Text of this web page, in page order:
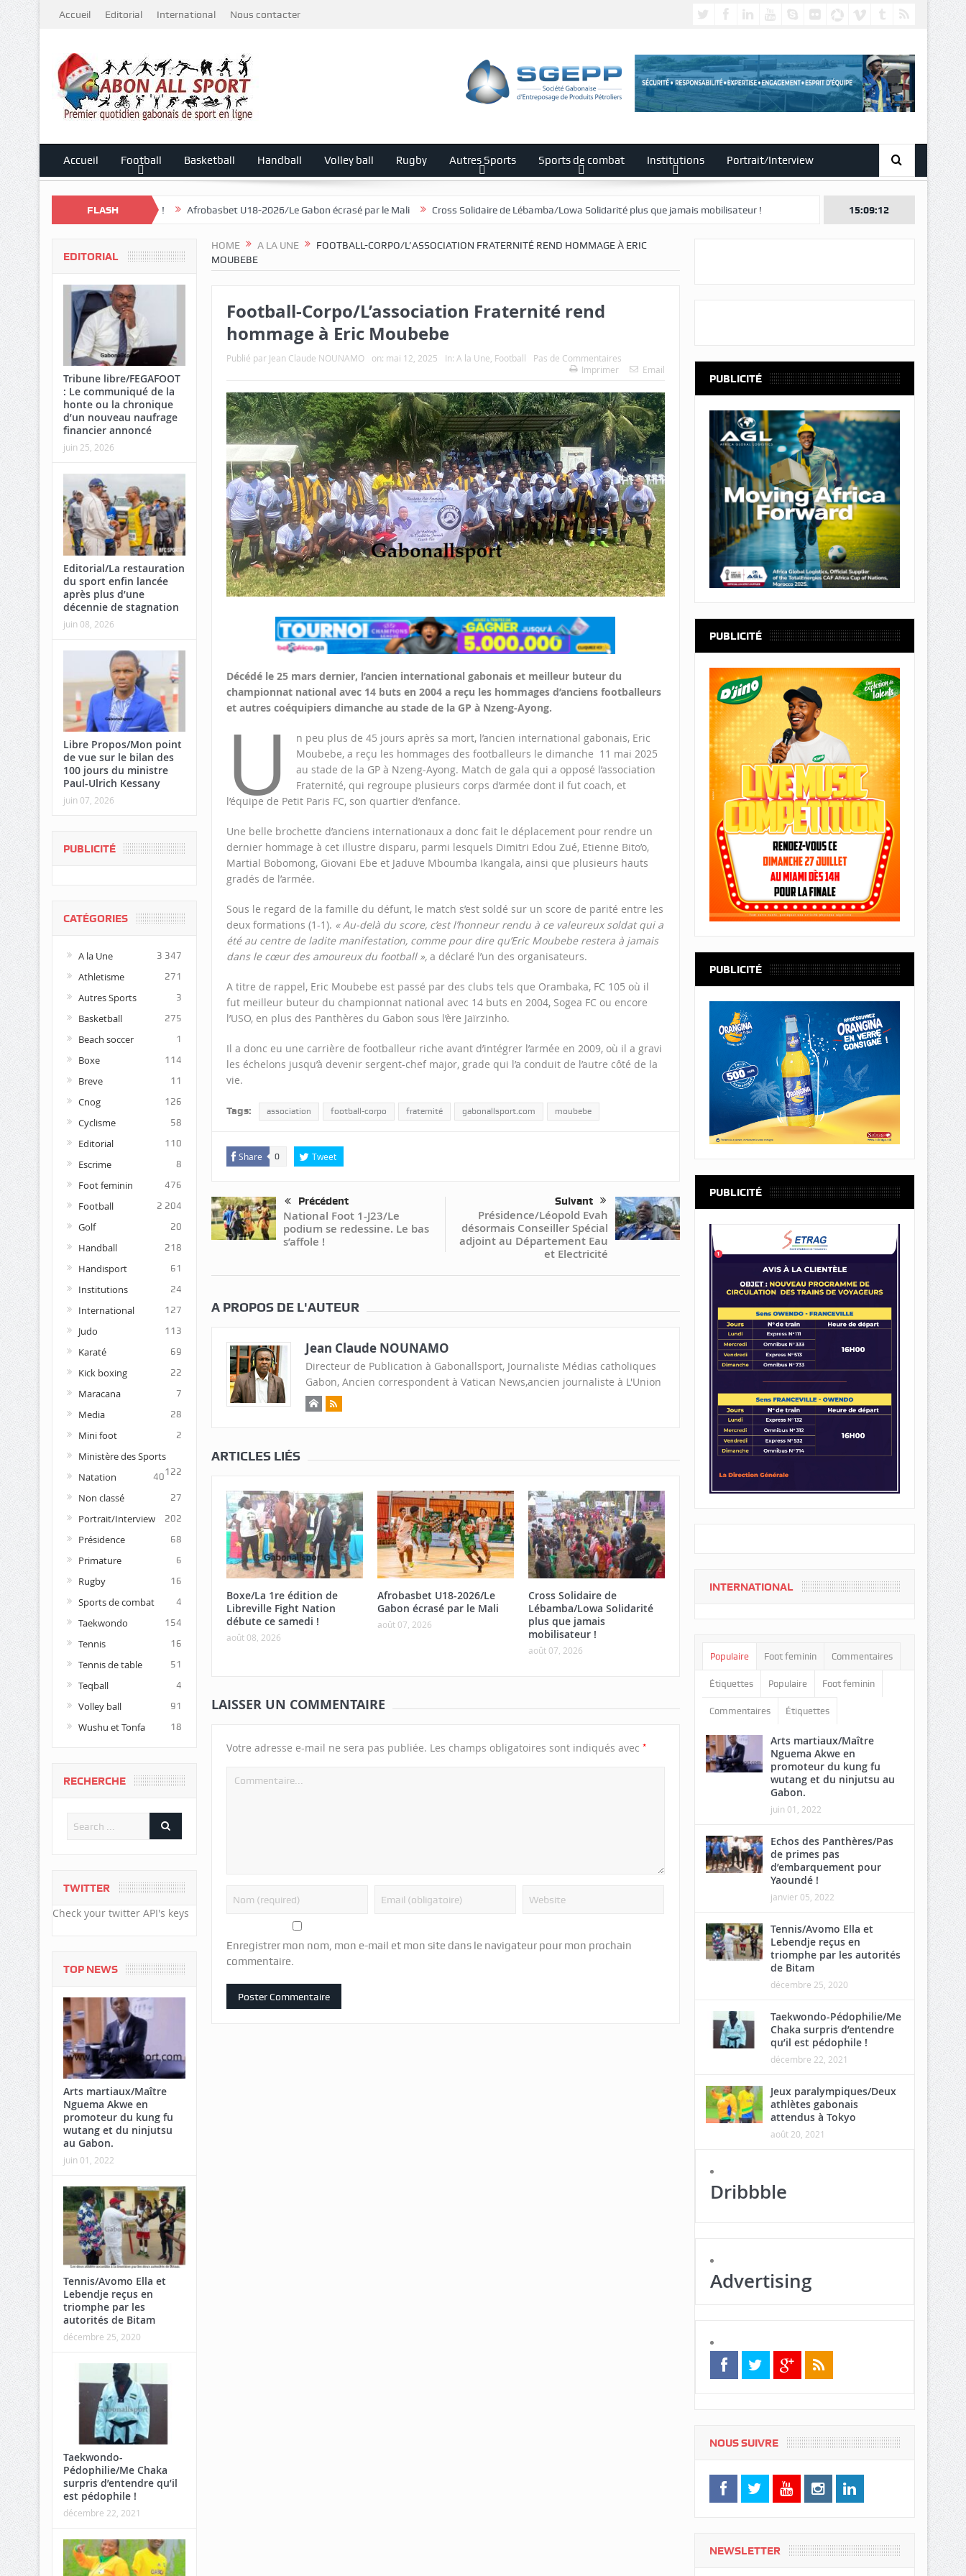
Accueil Editorial International Nous contacter
Accueil Football Basketball Handball Volley ball Rugby Autres Sports Sports de combat Institutions Portrait/Interview
FLASH
débute ce samedi ! Afrobasbet U18-2026/Le Gabon écrasé par le Mali Cross Solidaire de Lébamba/Lowa Solidarité plus que jamais mobilisateur ! 15:09:13
HOME A LA UNE
FOOTBALL-CORPO/L’ASSOCIATION FRATERNITÉ REND HOMMAGE À ERIC
MOUBEBE
Football-Corpo/L’association Fraternité rend
hommage à Eric Moubebe
Publié par Jean Claude NOUNAMO on: mai 12, 2025 In: A la Une Football
Pas de Commentaires
Imprimer
Email
Décédé le 25 mars dernier, l’ancien international gabonais et meilleur buteur du
championnat national avec 14 buts en 2004 a reçu les hommages d’anciens footballeurs
et autres coéquipiers dimanche au stade de la GP à Nzeng-Ayong.
U
n peu plus de 45 jours après sa mort, l’ancien international gabonais, Eric
Moubebe, a reçu les hommages des footballeurs le dimanche 11 mai 2025
au stade de la GP à Nzeng-Ayong. Match de gala qui a opposé l’association
Fraternité, qui regroupe plusieurs corps d’armée dont il fut coach, et
l’équipe de Petit Paris FC, son quartier d’enfance.
Une belle brochette d’anciens internationaux a donc fait le déplacement pour rendre un
dernier hommage à cet illustre disparu, parmi lesquels Dimitri Edou Zué, Etienne Bito’o,
Martial Bobomong, Giovani Ebe et Jaduve Mboumba Ikangala, ainsi que plusieurs hauts
gradés de l’armée.
Sous le regard de la famille du défunt, le match s’est soldé sur un score de parité entre les
deux formations (1-1). « Au-delà du score, c’est l’honneur rendu à ce valeureux soldat qui a
été au centre de ladite manifestation, comme pour dire qu’Eric Moubebe restera à jamais
dans le cœur des amoureux du football »,a déclaré l’un des organisateurs.
A titre de rappel, Eric Moubebe est passé par des clubs tels que Orambaka, FC 105 où il
fut meilleur buteur du championnat national avec 14 buts en 2004, Sogea FC ou encore
l’USO, en plus des Panthères du Gabon sous l’ère Jaïrzinho.
Il a donc eu une carrière de footballeur riche avant d’intégrer l’armée en 2009, où il a gravi
les échelons jusqu’à devenir sergent-chef major, grade qui l’a conduit de l’autre côté de la
vie.
Tags: association football-corpo fraternité gabonallsport.com moubebe
Share 0 Tweet
Précédent
National Foot 1-J23/Le
podium se redessine. Le bas
s’affole !
Suivant
Présidence/Léopold Evah
désormais Conseiller Spécial
adjoint au Département Eau
et Electricité
A PROPOS DE L'AUTEUR
Jean Claude NOUNAMO
Directeur de Publication à Gabonallsport, Journaliste Médias catholiques
Gabon, Ancien correspondent à Vatican News,ancien journaliste à L'Union
ARTICLES LIÉS
Boxe/La 1re édition de
Libreville Fight Nation
débute ce samedi !
août 08, 2026
Afrobasbet U18-2026/Le
Gabon écrasé par le Mali
août 07, 2026
Cross Solidaire de
Lébamba/Lowa Solidarité
plus que jamais
mobilisateur !
août 07, 2026
LAISSER UN COMMENTAIRE
Votre adresse e-mail ne sera pas publiée. Les champs obligatoires sont indiqués avec *
Enregistrer mon nom, mon e-mail et mon site dans le navigateur pour mon prochain
commentaire.
EDITORIAL
Tribune libre/FEGAFOOT
: Le communiqué de la
honte ou la chronique
d’un nouveau naufrage
financier annoncé
juin 25, 2026
Editorial/La restauration
du sport enfin lancée
après plus d’une
décennie de stagnation
juin 08, 2026
Libre Propos/Mon point
de vue sur le bilan des
100 jours du ministre
Paul-Ulrich Kessany
juin 07, 2026
PUBLICITÉ
CATÉGORIES
A la Une 3 347
Athletisme 271
Autres Sports 3
Basketball 275
Beach soccer 1
Boxe 114
Breve 11
Cnog 126
Cyclisme 58
Editorial 110
Escrime 8
Foot feminin 476
Football 2 204
Golf 20
Handball 218
Handisport 61
Institutions 24
International 127
Judo 113
Karaté 69
Kick boxing 22
Maracana 7
Media 28
Mini foot 2
Ministère des Sports
122
Natation 40
Non classé 27
Portrait/Interview 202
Présidence 68
Primature 6
Rugby 16
Sports de combat 4
Taekwondo 154
Tennis 16
Tennis de table 51
Teqball 4
Volley ball 91
Wushu et Tonfa 18
RECHERCHE
TWITTER
Check your twitter API's keys
TOP NEWS
Arts martiaux/Maître
Nguema Akwe en
promoteur du kung fu
wutang et du ninjutsu
au Gabon.
juin 01, 2022
Tennis/Avomo Ella et
Lebendje reçus en
triomphe par les
autorités de Bitam
décembre 25, 2020
Taekwondo-
Pédophilie/Me Chaka
surpris d’entendre qu’il
est pédophile !
décembre 22, 2021
PUBLICITÉ
PUBLICITÉ
PUBLICITÉ
PUBLICITÉ
INTERNATIONAL
Populaire Foot feminin Commentaires
Étiquettes Populaire Foot feminin
Commentaires Étiquettes
Arts martiaux/Maître
Nguema Akwe en
promoteur du kung fu
wutang et du ninjutsu au
Gabon.
juin 01, 2022
Echos des Panthères/Pas
de primes pas
d’embarquement pour
Yaoundé !
janvier 05, 2022
Tennis/Avomo Ella et
Lebendje reçus en
triomphe par les autorités
de Bitam
décembre 25, 2020
Taekwondo-Pédophilie/Me
Chaka surpris d’entendre
qu’il est pédophile !
décembre 22, 2021
Jeux paralympiques/Deux
athlètes gabonais
attendus à Tokyo
août 20, 2021
Dribbble
Advertising
NOUS SUIVRE
NEWSLETTER